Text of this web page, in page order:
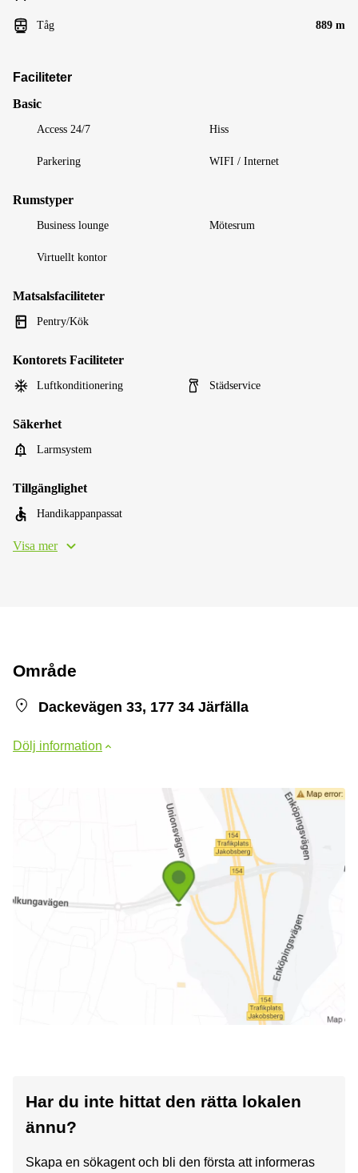
Tåg 889 m
Faciliteter
Basic
Access 24/7 Hiss
Parkering WIFI / Internet
Rumstyper
Business lounge Mötesrum
Virtuellt kontor
Matsalsfaciliteter
Pentry/Kök
Kontorets Faciliteter
Luftkonditionering Städservice
Säkerhet
Larmsystem
Tillgänglighet
Handikappanpassat
Visa mer
Område
Dackevägen 33, 177 34 Järfälla
Dölj information
Har du inte hittat den rätta lokalen
ännu?
Skapa en sökagent och bli den första att informeras